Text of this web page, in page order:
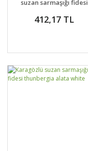
suzan sarmaşığı fidesi
412,17 TL